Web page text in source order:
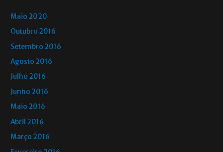
Maio 2020
Outubro 2016
Setembro 2016
Agosto 2016
Julho 2016
Junho 2016
Maio 2016
Abril 2016
Março 2016